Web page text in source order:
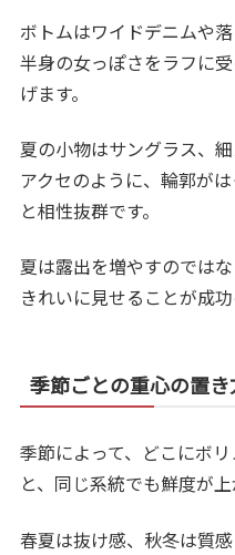
ボトムはワイドデニムや
半身の女っぽさをラフに
げます。
夏の小物はサングラス、
アクセのように、輪郭が
と相性抜群です。
夏は露出を増やすのでは
きれいに見せることが成功
季節ごとの重心の置き
季節によって、どこにボ
と、同じ系統でも鮮度が上
春夏は抜け感、秋冬は質